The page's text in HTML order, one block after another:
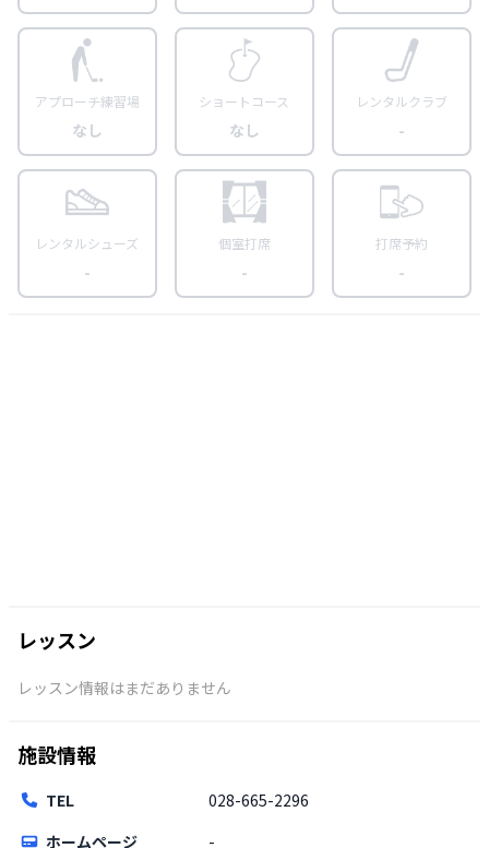
アプローチ練習場
なし
ショートコース
なし
レンタルクラブ
-
レンタルシューズ
-
個室打席
-
打席予約
-
レッスン
レッスン情報はまだありません
施設情報
TEL
028-665-2296
ホームページ
-